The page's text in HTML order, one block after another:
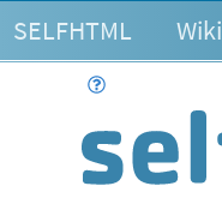
SELFHTML Wiki